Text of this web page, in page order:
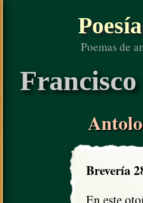
Poemas de
Brevería
En este